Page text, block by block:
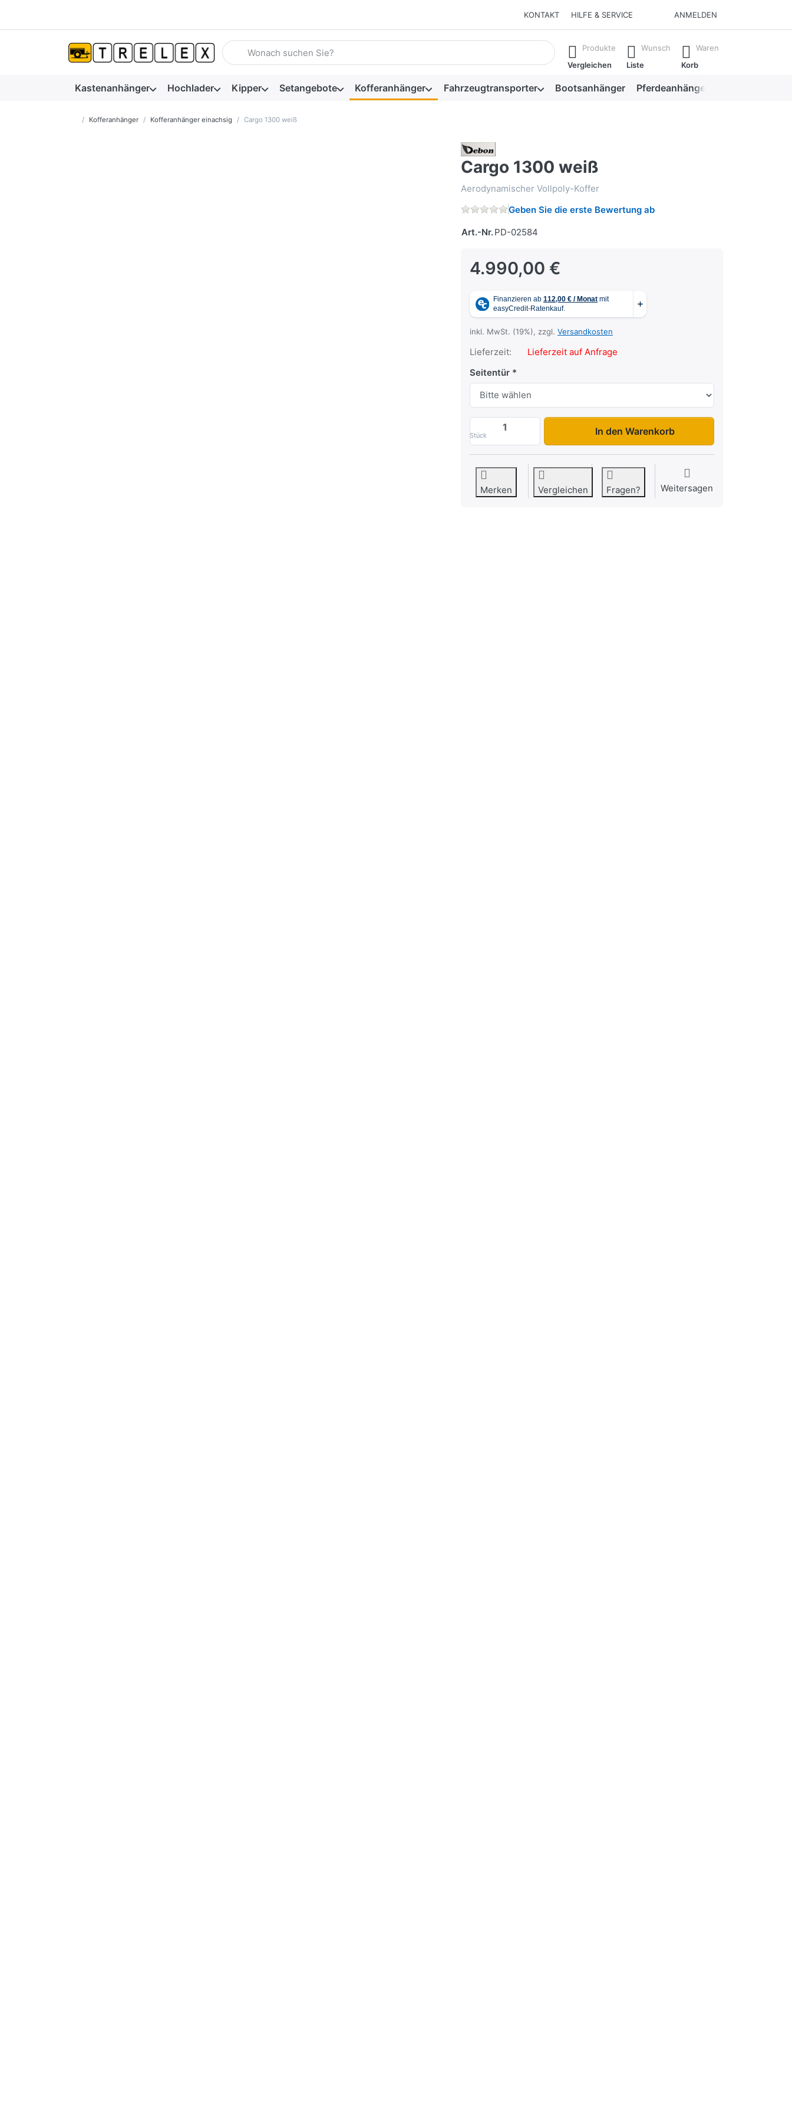
KONTAKT HILFE & SERVICE ANMELDEN
Geben Sie einen Suchbegriff ein. Während Sie tippen, erscheinen automatisch erste Ergebnisse. Drücken Sie die Eingabetaste, um alle
Produkte
Vergleichen
Wunsch
Liste
Waren
Korb
Kastenanhänger Hochlader Kipper Setangebote Kofferanhänger Fahrzeugtransporter Bootsanhänger Pferdeanhänger
Startseite
Kofferanhänger Kofferanhänger einachsig Cargo 1300 weiß
Cargo 1300 weiß
Aerodynamischer Vollpoly-Koffer
Geben Sie die erste Bewertung ab
Art.-Nr.PD-02584
4.990,00 €
inkl. MwSt. (19%), zzgl. Versandkosten
Lieferzeit:
Lieferzeit auf Anfrage
Seitentür
Stück
Cargo 1300 weiß zu 4.990,00 €, Menge 1.
In den Warenkorb
Merken Vergleichen Fragen? Weitersagen